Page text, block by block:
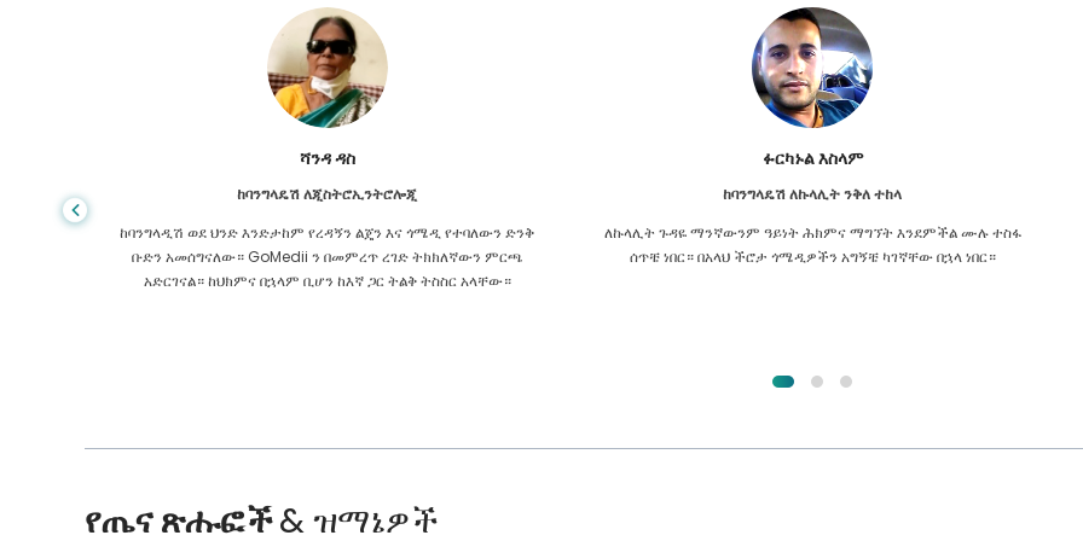
ሻንዳ ዳስ
ከባንግላዴሽ ለጂስትሮኢንትሮሎጂ
ከባንግላዲሽ ወደ ህንድ እንድታከም የረዳኝን ልጄን እና ጎሜዲ የተባለውን ድንቅ
ቡድን አመሰግናለው። GoMedii ን በመምረጥ ረገድ ትክክለኛውን ምርጫ
አድርገናል። ከህክምና በኋላም ቢሆን ከእኛ ጋር ትልቅ ትስስር አላቸው።
ፉርካኑል እስላም
ከባንግላዴሽ ለኩላሊት ንቅለ ተከላ
ለኩላሊት ጉዳዬ ማንኛውንም ዓይነት ሕክምና ማግኘት እንደምችል ሙሉ ተስፋ
ሰጥቼ ነበር። በአላህ ችሮታ ጎሜዲዎችን አግኝቼ ካገኛቸው በኋላ ነበር።
የጤና ጽሑፎች& ዝማኔዎች